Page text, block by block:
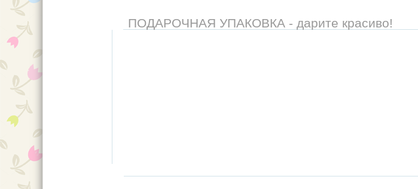
ПОДАРОЧНАЯ УПАКОВКА - дарите красиво!